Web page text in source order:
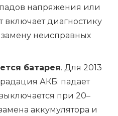
напряжения или
включает диагностику
неисправных
батарея. Для 2013
АКБ: падает
при 20–
аккумулятора и